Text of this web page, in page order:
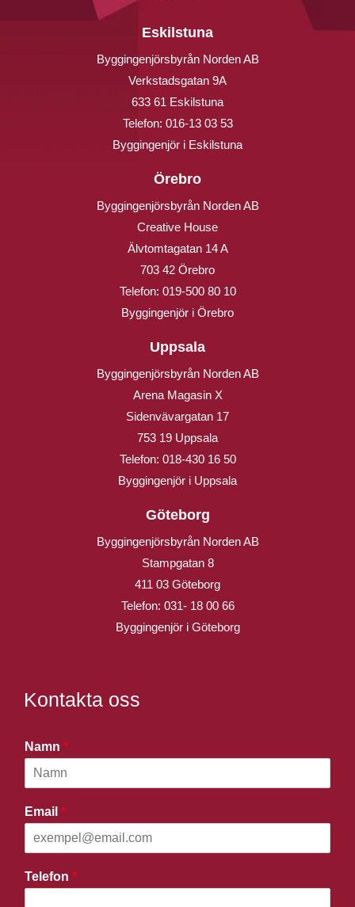
Eskilstuna
Byggingenjörsbyrån Norden AB
Verkstadsgatan 9A
633 61 Eskilstuna
Telefon: 016-13 03 53
Byggingenjör i Eskilstuna
Örebro
Byggingenjörsbyrån Norden AB
Creative House
Älvtomtagatan 14 A
703 42 Örebro
Telefon: 019-500 80 10
Byggingenjör i Örebro
Uppsala
Byggingenjörsbyrån Norden AB
Arena Magasin X
Sidenvävargatan 17
753 19 Uppsala
Telefon: 018-430 16 50
Byggingenjör i Uppsala
Göteborg
Byggingenjörsbyrån Norden AB
Stampgatan 8
411 03 Göteborg
Telefon: 031- 18 00 66
Byggingenjör i Göteborg
Kontakta oss
Namn *
Email *
Telefon *